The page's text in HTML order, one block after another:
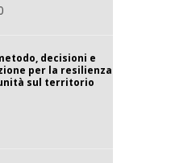
decisioni e
per la resilienza
sul territorio